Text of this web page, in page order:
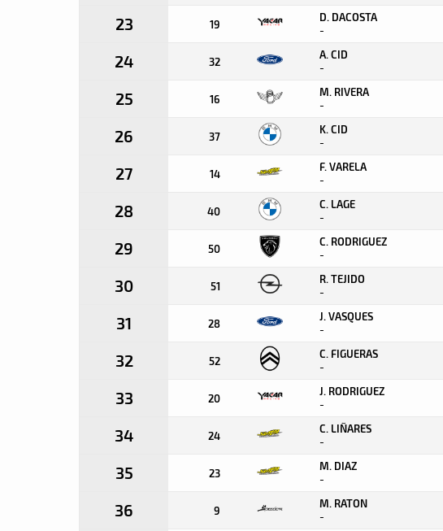
23 19
D. DACOSTA
-
24 32
A. CID
-
25 16
M. RIVERA
-
26 37
K. CID
-
27 14
F. VARELA
-
28 40
C. LAGE
-
29 50
C. RODRIGUEZ
-
30 51
R. TEJIDO
-
31 28
J. VASQUES
-
32 52
C. FIGUERAS
-
33 20
J. RODRIGUEZ
-
34 24
C. LIÑARES
-
35 23
M. DIAZ
-
36 9
M. RATON
-